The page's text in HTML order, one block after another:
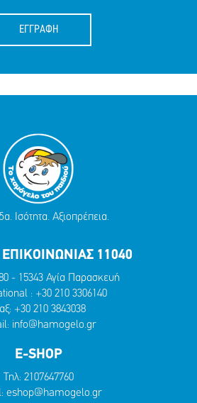
ΕΓΓΡΑΦΗ
Ισότητα. Αξιοπρέπεια.
11040
80 - 15343 Αγία Παρασκευή
: +30 210 3306140
+30 210 3843038
info@hamogelo.gr
E-SHOP
Τηλ: 2107647760
eshop@hamogelo.gr